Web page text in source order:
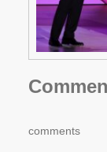
comments